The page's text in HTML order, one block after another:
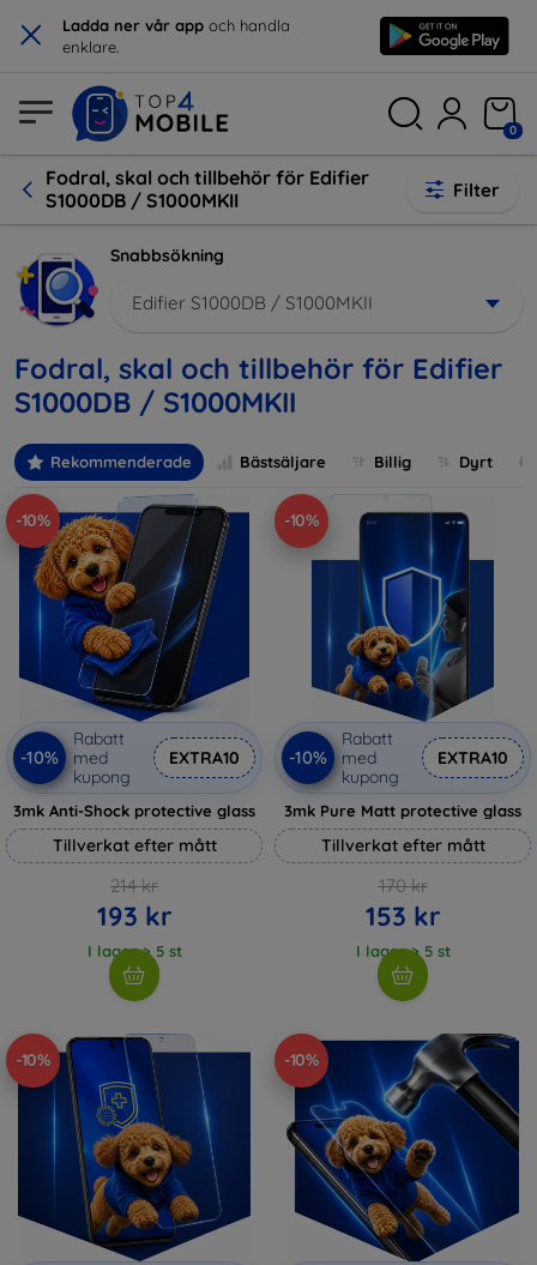
× Ladda ner vår app och handla
enklare.
0
Fodral, skal och tillbehör för Edifier
S1000DB / S1000MKII
Filter
Snabbsökning
Edifier S1000DB / S1000MKII
Fodral, skal och tillbehör för Edifier
S1000DB / S1000MKII
Rekommenderade Bästsäljare Billig Dyrt
-10%
-10%
Rabatt
med
kupong
EXTRA10
3mk Anti-Shock protective glass
Tillverkat efter mått
214 kr
193 kr
I lager > 5 st
-10%
-10%
Rabatt
med
kupong
EXTRA10
3mk Pure Matt protective glass
Tillverkat efter mått
170 kr
153 kr
I lager > 5 st
-10% -10%